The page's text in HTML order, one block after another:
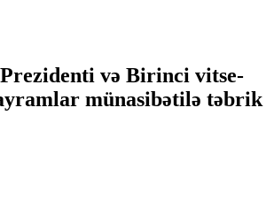
və Birinci vitse-
münasibətilə təbrik